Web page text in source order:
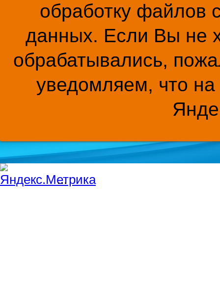
обработку файлов
данных. Если Вы не
обрабатывались,
уведомляем, что на
...